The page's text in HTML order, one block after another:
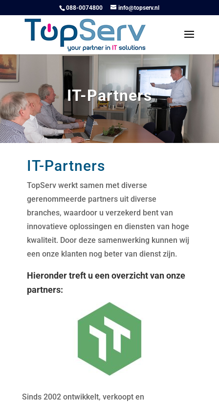
088-0074800 info@topserv.nl
IT-Partners
​IT-Partners
TopServ werkt samen met diverse
gerenommeerde partners uit diverse
branches, waardoor u verzekerd bent van
innovatieve oplossingen en diensten van hoge
kwaliteit. Door deze samenwerking kunnen wij
een onze klanten nog beter van dienst zijn.
Hieronder treft u een overzicht van onze
partners:
Sinds 2002 ontwikkelt, verkoopt en